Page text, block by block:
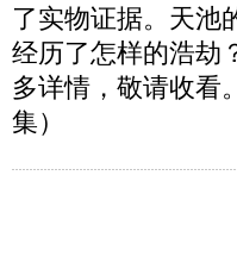
了实物证据。天池
经历了怎样的浩劫
多详情，敬请收看
集）